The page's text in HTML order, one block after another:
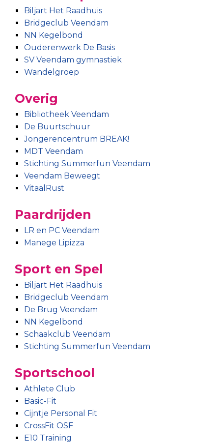
Biljart Het Raadhuis
Bridgeclub Veendam
NN Kegelbond
Ouderenwerk De Basis
SV Veendam gymnastiek
Wandelgroep
Overig
Bibliotheek Veendam
De Buurtschuur
Jongerencentrum BREAK!
MDT Veendam
Stichting Summerfun Veendam
Veendam Beweegt
VitaalRust
Paardrijden
LR en PC Veendam
Manege Lipizza
Sport en Spel
Biljart Het Raadhuis
Bridgeclub Veendam
De Brug Veendam
NN Kegelbond
Schaakclub Veendam
Stichting Summerfun Veendam
Sportschool
Athlete Club
Basic-Fit
Cijntje Personal Fit
CrossFit OSF
E10 Training